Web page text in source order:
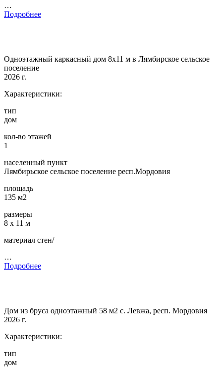
…
Подробнее
Одноэтажный каркасный дом 8х11 м в Лямбирское сельское
поселение
2026 г.
Характеристики:
тип
дом
кол-во этажей
1
населенный пункт
Лямбирьское сельское поселение респ.Мордовия
площадь
135 м2
размеры
8 х 11 м
материал стен/
…
Подробнее
Дом из бруса одноэтажный 58 м2 с. Левжа, респ. Мордовия
2026 г.
Характеристики:
тип
дом